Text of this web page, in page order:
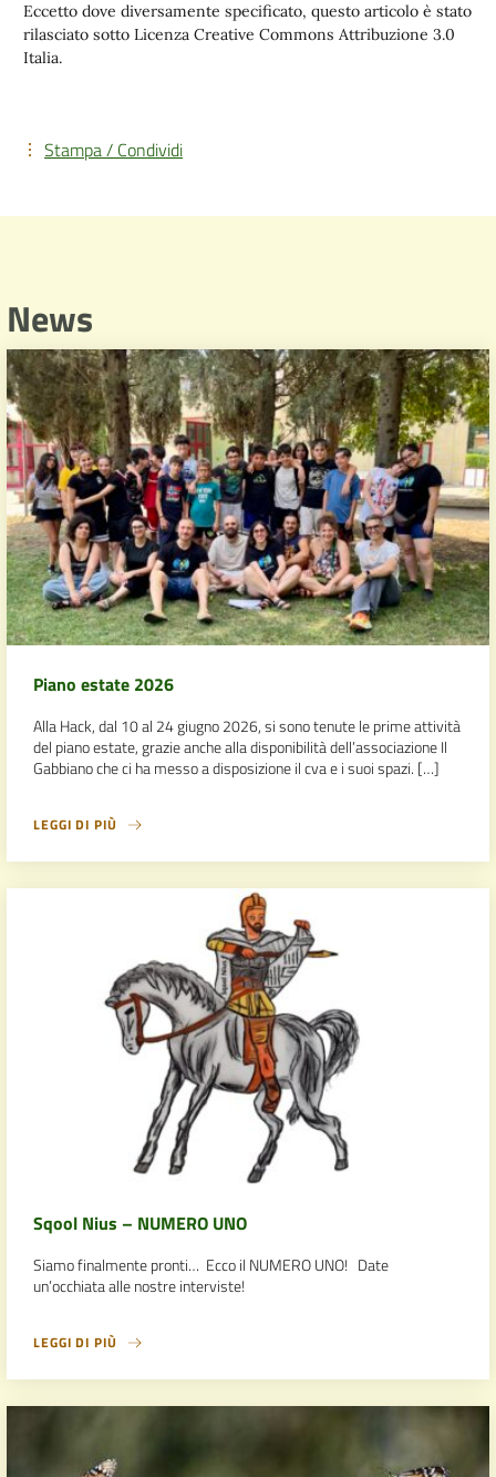
Eccetto dove diversamente specificato, questo articolo è stato
rilasciato sotto Licenza Creative Commons Attribuzione 3.0
Italia.
Stampa / Condividi
News
Piano estate 2026
Alla Hack, dal 10 al 24 giugno 2026, si sono tenute le prime attività
del piano estate, grazie anche alla disponibilità dell’associazione Il
Gabbiano che ci ha messo a disposizione il cva e i suoi spazi. […]
LEGGI DI PIÙ
Sqool Nius – NUMERO UNO
Siamo finalmente pronti… Ecco il NUMERO UNO! Date
un’occhiata alle nostre interviste!
LEGGI DI PIÙ